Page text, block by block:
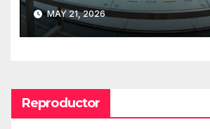
MAY 21, 2026
Reproductor